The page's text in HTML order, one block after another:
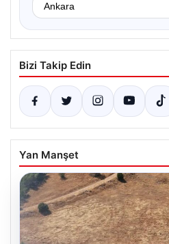
Bizi Takip Edin
Yan Manşet